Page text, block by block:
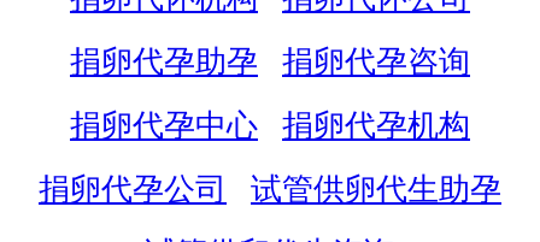
捐卵代孕助孕
捐卵代孕咨询
捐卵代孕中心
捐卵代孕机构
捐卵代孕公司
试管供卵代生助孕